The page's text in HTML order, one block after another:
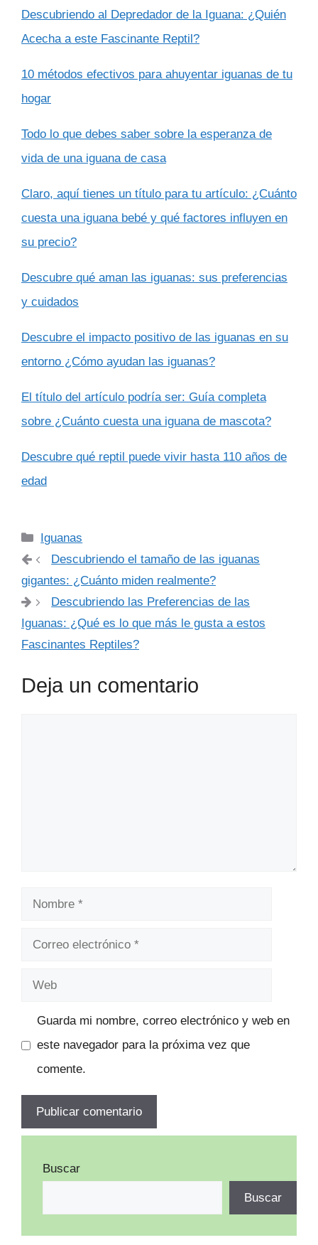
Descubriendo al Depredador de la Iguana: ¿Quién
Acecha a este Fascinante Reptil?
10 métodos efectivos para ahuyentar iguanas de tu
hogar
Todo lo que debes saber sobre la esperanza de
vida de una iguana de casa
Claro, aquí tienes un título para tu artículo: ¿Cuánto
cuesta una iguana bebé y qué factores influyen en
su precio?
Descubre qué aman las iguanas: sus preferencias
y cuidados
Descubre el impacto positivo de las iguanas en su
entorno ¿Cómo ayudan las iguanas?
El título del artículo podría ser: Guía completa
sobre ¿Cuánto cuesta una iguana de mascota?
Descubre qué reptil puede vivir hasta 110 años de
edad
Categorías
Iguanas
Descubriendo el tamaño de las iguanas
gigantes: ¿Cuánto miden realmente?
Descubriendo las Preferencias de las
Iguanas: ¿Qué es lo que más le gusta a estos
Fascinantes Reptiles?
Deja un comentario
Nombre
Correo
Web
Guarda mi nombre, correo electrónico y web en
este navegador para la próxima vez que
comente.
Buscar
Buscar